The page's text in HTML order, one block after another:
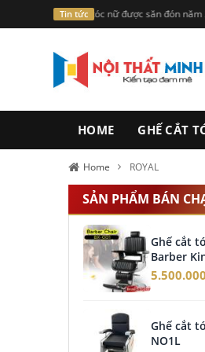
Tin tức Voucher giảm giá mua
HOME GHẾ CẮT
Home ROYAL
SẢN PHẨM BÁN
Ghế cắt
Barber
5.500.000
Ghế cắt
NO1L